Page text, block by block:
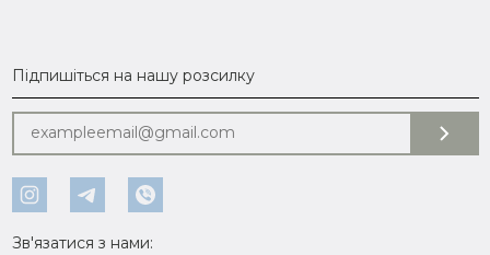
Зв'язатися з нами:
Підпишіться на нашу розсилку